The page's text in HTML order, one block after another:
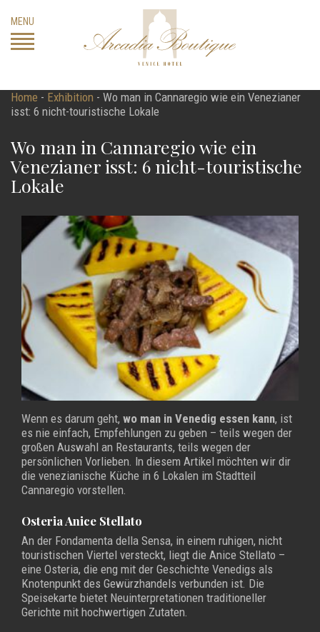
content
MENU
Home - Exhibition - Wo man in Cannaregio wie ein Venezianer
isst: 6 nicht-touristische Lokale
Wo man in Cannaregio wie ein
Venezianer isst: 6 nicht-touristische
Lokale
Wenn es darum geht, wo man in Venedig essen kann, ist
es nie einfach, Empfehlungen zu geben – teils wegen der
großen Auswahl an Restaurants, teils wegen der
persönlichen Vorlieben. In diesem Artikel möchten wir dir
die venezianische Küche in 6 Lokalen im Stadtteil
Cannaregio vorstellen.
Osteria Anice Stellato
An der Fondamenta della Sensa, in einem ruhigen, nicht
touristischen Viertel versteckt, liegt die Anice Stellato –
eine Osteria, die eng mit der Geschichte Venedigs als
Knotenpunkt des Gewürzhandels verbunden ist. Die
Speisekarte bietet Neuinterpretationen traditioneller
Gerichte mit hochwertigen Zutaten.